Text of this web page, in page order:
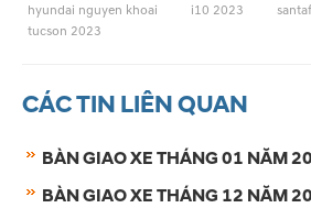
hyundai nguyen khoai
i10 2023
tucson 2023
CÁC TIN LIÊN QUAN
BÀN GIAO XE THÁNG 01 NĂM
BÀN GIAO XE THÁNG 12 NĂM